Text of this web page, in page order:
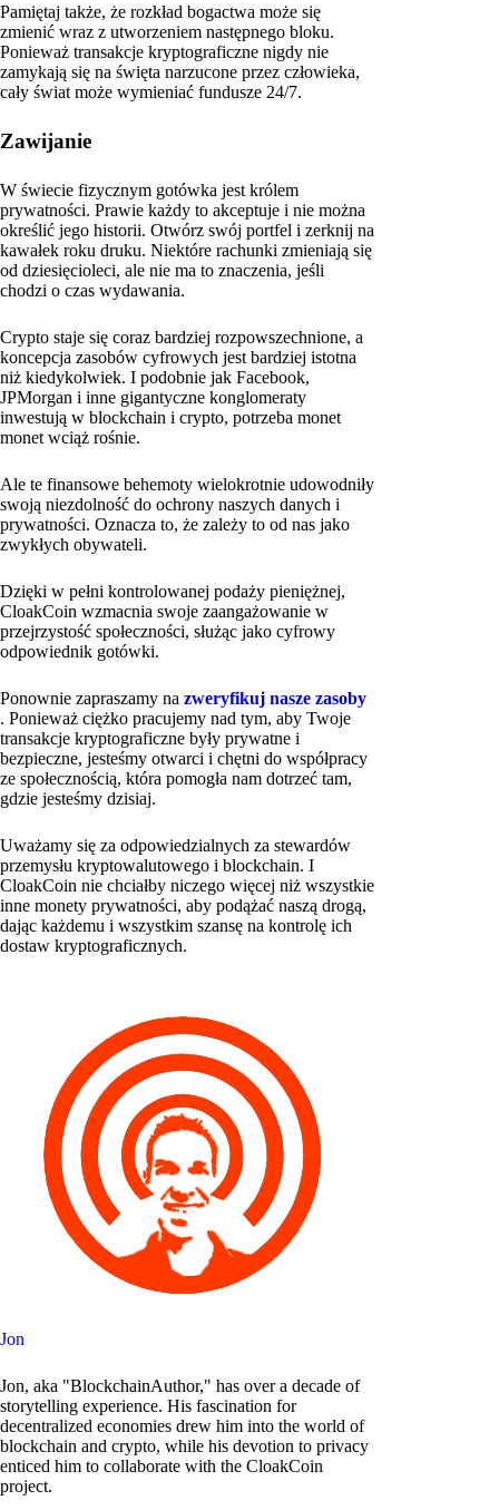
Pamiętaj także, że rozkład bogactwa może się
zmienić wraz z utworzeniem następnego bloku.
Ponieważ transakcje kryptograficzne nigdy nie
zamykają się na święta narzucone przez człowieka,
cały świat może wymieniać fundusze 24/7.
Zawijanie
W świecie fizycznym gotówka jest królem
prywatności. Prawie każdy to akceptuje i nie można
określić jego historii. Otwórz swój portfel i zerknij na
kawałek roku druku. Niektóre rachunki zmieniają się
od dziesięcioleci, ale nie ma to znaczenia, jeśli
chodzi o czas wydawania.
Crypto staje się coraz bardziej rozpowszechnione, a
koncepcja zasobów cyfrowych jest bardziej istotna
niż kiedykolwiek. I podobnie jak Facebook,
JPMorgan i inne gigantyczne konglomeraty
inwestują w blockchain i crypto, potrzeba monet
monet wciąż rośnie.
Ale te finansowe behemoty wielokrotnie udowodniły
swoją niezdolność do ochrony naszych danych i
prywatności. Oznacza to, że zależy to od nas jako
zwykłych obywateli.
Dzięki w pełni kontrolowanej podaży pieniężnej,
CloakCoin wzmacnia swoje zaangażowanie w
przejrzystość społeczności, służąc jako cyfrowy
odpowiednik gotówki.
Ponownie zapraszamy na zweryfikuj nasze zasoby
. Ponieważ ciężko pracujemy nad tym, aby Twoje
transakcje kryptograficzne były prywatne i
bezpieczne, jesteśmy otwarci i chętni do współpracy
ze społecznością, która pomogła nam dotrzeć tam,
gdzie jesteśmy dzisiaj.
Uważamy się za odpowiedzialnych za stewardów
przemysłu kryptowalutowego i blockchain. I
CloakCoin nie chciałby niczego więcej niż wszystkie
inne monety prywatności, aby podążać naszą drogą,
dając każdemu i wszystkim szansę na kontrolę ich
dostaw kryptograficznych.
Jon
Jon, aka "BlockchainAuthor," has over a decade of
storytelling experience. His fascination for
decentralized economies drew him into the world of
blockchain and crypto, while his devotion to privacy
enticed him to collaborate with the CloakCoin
project.